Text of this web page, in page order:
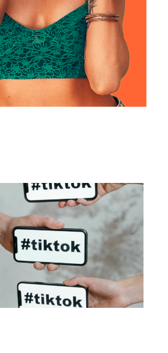
Mejores ajustes de
privacidad para
TikTok en 2024